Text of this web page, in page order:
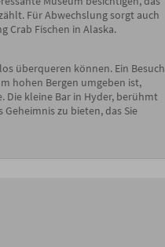
Für Abwechslung sorgt auch
Crab Fischen in Alaska.
überqueren können. Ein Besuch
hohen Bergen umgeben ist,
Die kleine Bar in Hyder, berühmt
zu bieten, das Sie